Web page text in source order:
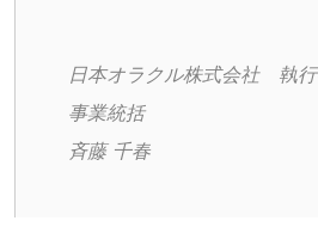
日本オラクル株式会社　執
事業統括
斉藤 千春